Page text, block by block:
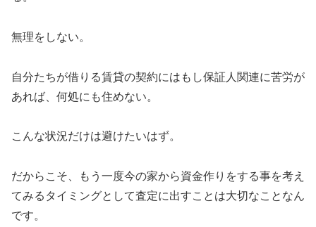
無理をしない。
自分たちが借りる賃貸の契約にはもし保証人関連に苦労が
あれば、何処にも住めない。
こんな状況だけは避けたいはず。
だからこそ、もう一度今の家から資金作りをする事を考え
てみるタイミングとして査定に出すことは大切なことなん
です。